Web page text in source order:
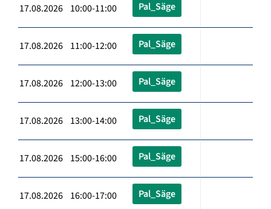
17.08.2026 10:00-11:00 Pal_Säge
17.08.2026 11:00-12:00 Pal_Säge
17.08.2026 12:00-13:00 Pal_Säge
17.08.2026 13:00-14:00 Pal_Säge
17.08.2026 15:00-16:00 Pal_Säge
17.08.2026 16:00-17:00 Pal_Säge